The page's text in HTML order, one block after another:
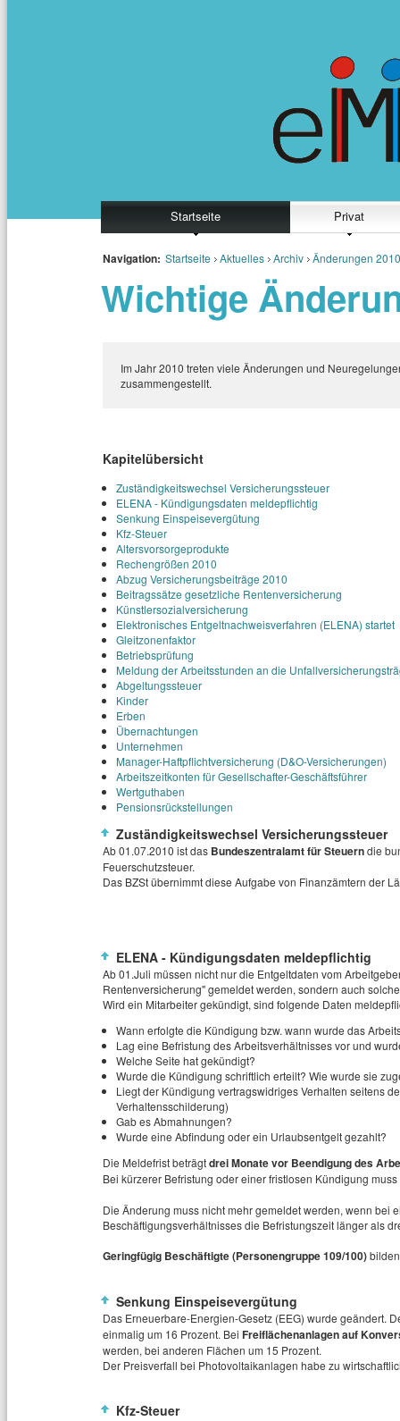
Startseite Privat
Navigation: Startseite Aktuelles Archiv Änderungen 2010
Wichtige
Im Jahr 2010 treten viele Änderungen und
zusammengestellt.
Kapitelübersicht
Zuständigkeitswechsel Versicherungssteuer
ELENA - Kündigungsdaten meldepflichtig
Senkung Einspeisevergütung
Kfz-Steuer
Altersvorsorgeprodukte
Rechengrößen 2010
Abzug Versicherungsbeiträge 2010
Beitragssätze gesetzliche Rentenversicherung
Künstlersozialversicherung
Elektronisches Entgeltnachweisverfahren (ELENA) startet
Gleitzonenfaktor
Betriebsprüfung
Meldung der Arbeitsstunden an die
Abgeltungssteuer
Kinder
Erben
Übernachtungen
Unternehmen
Manager-Haftpflichtversicherung (D&O-Versicherungen)
Arbeitszeitkonten für Gesellschafter-Geschäftsführer
Wertguthaben
Pensionsrückstellungen
Zuständigkeitswechsel Versicherungssteuer
Ab 01.07.2010 ist das Bundeszentralamt für Steuerndie
Feuerschutzsteuer.
Das BZSt übernimmt diese Aufgabe von Finanzämtern der
ELENA - Kündigungsdaten meldepflichtig
Ab 01.Juli müssen nicht nur die Entgeltdaten vom
Rentenversicherung" gemeldet werden, sondern auch
Wird ein Mitarbeiter gekündigt, sind folgende Daten
Wann erfolgte die Kündigung bzw. wann wurde das
Lag eine Befristung des Arbeitsverhältnisses vor und
Welche Seite hat gekündigt?
Wurde die Kündigung schriftlich erteilt? Wie wurde sie
Liegt der Kündigung vertragswidriges Verhalten seitens
Verhaltensschilderung)
Gab es Abmahnungen?
Wurde eine Abfindung oder ein Urlaubsentgelt gezahlt?
Die Meldefrist beträgtdrei Monate vor Beendigung des
Bei kürzerer Befristung oder einer fristlosen Kündigung
Die Änderung muss nicht mehr gemeldet werden, wenn bei
Beschäftigungsverhältnisses die Befristungszeit länger als
Geringfügig Beschäftigte (Personengruppe 109/100)
Senkung Einspeisevergütung
Das Erneuerbare-Energien-Gesetz (EEG) wurde geändert.
einmalig um 16 Prozent. Bei Freiflächenanlagen auf
werden, bei anderen Flächen um 15 Prozent.
Der Preisverfall bei Photovoltaikanlagen habe zu
Kfz-Steuer